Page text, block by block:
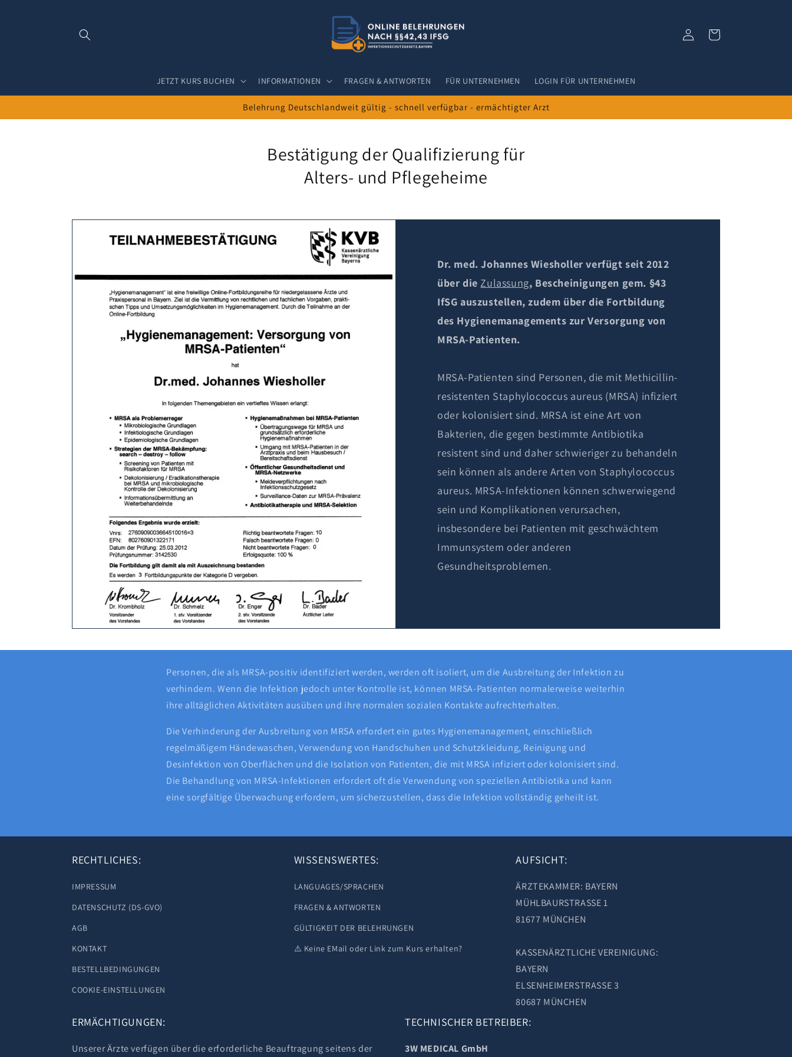
JETZT KURS BUCHEN INFORMATIONEN FRAGEN & ANTWORTEN FÜR UNTERNEHMEN LOGIN FÜR UNTERNEHMEN
EinloggenWarenkorb
Belehrung Deutschlandweit gültig - schnell verfügbar - ermächtigter Arzt
Bestätigung der Qualifizierung für
Alters- und Pflegeheime
Dr. med. Johannes Wiesholler verfügt seit 2012
über dieZulassung, Bescheinigungen gem. §43
IfSG auszustellen, zudem über die Fortbildung
des Hygienemanagements zur Versorgung von
MRSA-Patienten.
MRSA-Patienten sind Personen, die mit Methicillin-
resistenten Staphylococcus aureus (MRSA) infiziert
oder kolonisiert sind. MRSA ist eine Art von
Bakterien, die gegen bestimmte Antibiotika
resistent sind und daher schwieriger zu behandeln
sein können als andere Arten von Staphylococcus
aureus. MRSA-Infektionen können schwerwiegend
sein und Komplikationen verursachen,
insbesondere bei Patienten mit geschwächtem
Immunsystem oder anderen
Gesundheitsproblemen.
Personen, die als MRSA-positiv identifiziert werden, werden oft isoliert, um die Ausbreitung der Infektion zu
verhindern. Wenn die Infektion jedoch unter Kontrolle ist, können MRSA-Patienten normalerweise weiterhin
ihre alltäglichen Aktivitäten ausüben und ihre normalen sozialen Kontakte aufrechterhalten.
Die Verhinderung der Ausbreitung von MRSA erfordert ein gutes Hygienemanagement, einschließlich
regelmäßigem Händewaschen, Verwendung von Handschuhen und Schutzkleidung, Reinigung und
Desinfektion von Oberflächen und die Isolation von Patienten, die mit MRSA infiziert oder kolonisiert sind.
Die Behandlung von MRSA-Infektionen erfordert oft die Verwendung von speziellen Antibiotika und kann
eine sorgfältige Überwachung erfordern, um sicherzustellen, dass die Infektion vollständig geheilt ist.
RECHTLICHES:
IMPRESSUM
DATENSCHUTZ (DS-GVO)
AGB
KONTAKT
BESTELLBEDINGUNGEN
COOKIE-EINSTELLUNGEN
WISSENSWERTES:
LANGUAGES/SPRACHEN
FRAGEN & ANTWORTEN
GÜLTIGKEIT DER BELEHRUNGEN
⚠️ Keine EMail oder Link zum Kurs erhalten?
AUFSICHT:
ÄRZTEKAMMER: BAYERN
MÜHLBAURSTRASSE 1
81677 MÜNCHEN
KASSENÄRZTLICHE VEREINIGUNG:
BAYERN
ELSENHEIMERSTRASSE 3
80687 MÜNCHEN
ERMÄCHTIGUNGEN:
Unserer Ärzte verfügen über die erforderliche Beauftragung seitens der
TECHNISCHER BETREIBER:
3W MEDICAL GmbH